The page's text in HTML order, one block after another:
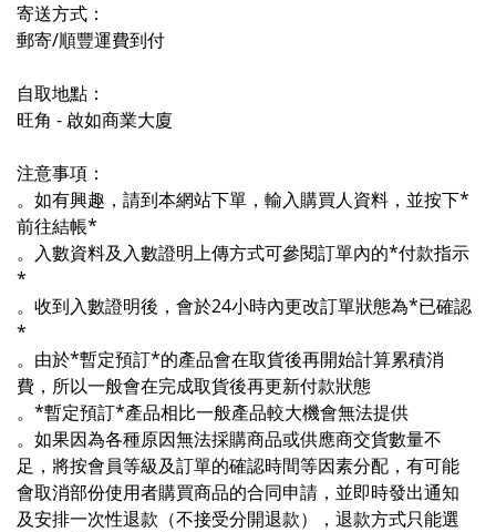
寄送方式：
郵寄/順豐運費到付
自取地點：
旺角 - 啟如商業大廈
注意事項：
。如有興趣，請到本網站下單，輸入購買人資料，並按下*
前往結帳*
。入數資料及入數證明上傳方式可參閱訂單內的*付款指示
*
。收到入數證明後，會於24小時內更改訂單狀態為*已確認
*
。由於*暫定預訂*的產品會在取貨後再開始計算累積消
費，所以一般會在完成取貨後再更新付款狀態
。*暫定預訂*產品相比一般產品較大機會無法提供
。如果因為各種原因無法採購商品或供應商交貨數量不
足，將按會員等級及訂單的確認時間等因素分配，有可能
會取消部份使用者購買商品的合同申請，並即時發出通知
及安排一次性退款（不接受分開退款），退款方式只能選